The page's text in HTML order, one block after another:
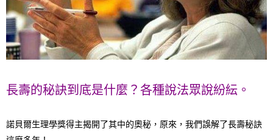
長壽的秘訣到底是什麼？各種說法眾說紛紜。
諾貝爾生理學獎得主揭開了其中的奧秘，原來，我們誤解了長壽秘訣